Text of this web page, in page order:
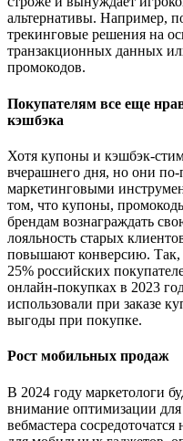
альтернативы. Например,
трекинговые решения на
транзакционных данных
промокодов.
Покупателям все еще
кэшбэка
Хотя купоны и кэшбэк-
вчерашнего дня, но они
маркетинговыми
том, что купоны,
брендам вознаграждать
лояльность старых
повышают конверсию.
25% российских
онлайн-покупках в 2023
использовали при заказе
выгоды при покупке.
Рост мобильных продаж
В 2024 году маркетологи
внимание оптимизации
вебмастера